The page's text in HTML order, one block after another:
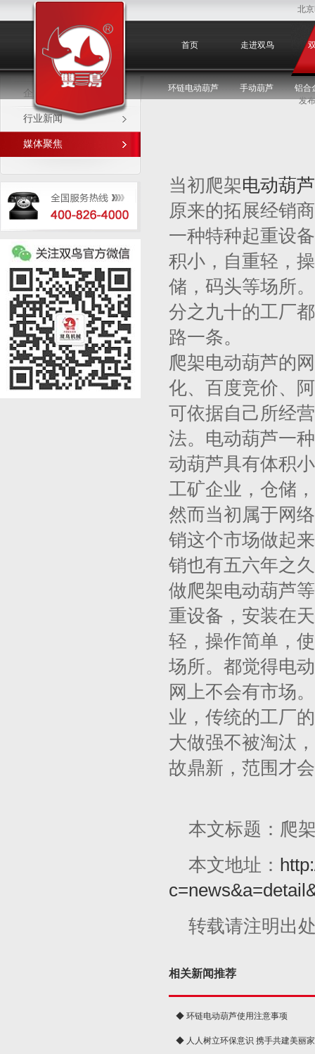
北
首页 走进双鸟
环链电动葫芦 手动葫芦 铝合
媒体聚焦
企业新闻
行业新闻
媒体聚焦
发
当初爬架电动葫芦
原来的拓展经销
一种特种起重设
积小，自重轻，
储，码头等场所
分之九十的工厂
路一条。
爬架电动葫芦的
化、百度竞价、
可依据自己所经
法。电动葫芦一
动葫芦具有体积
工矿企业，仓储
然而当初属于网
销这个市场做起
销也有五六年之
做爬架电动葫芦
重设备，安装在
轻，操作简单，
场所。都觉得电
网上不会有市场
业，传统的工厂
大做强不被淘汰
故鼎新，范围才
本文标题：爬
本文地址：
转载请注明出
相关新闻推荐
◆ 环链电动葫芦使用注意事项
◆ 人人树立环保意识 携手共建美丽